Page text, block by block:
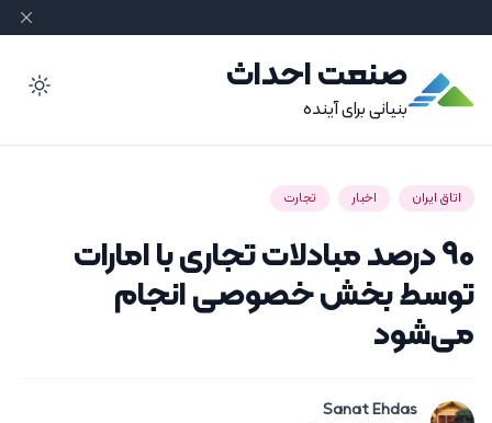
صنعت احداث
بنیانی برای آینده
اتاق ایران اخبار تجارت
90 درصد مبادلات تجاری با امارات
توسط بخش خصوصی انجام
می‌شود
Sanat Ehdas